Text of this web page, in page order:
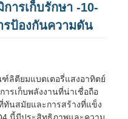
ารเก็บรักษา -10-
รป้องกันความดัน
ลิตียมแบตเตอรี่แสงอาทิตย์
รเก็บพลังงานที่น่าเชื่อถือ
นสมัยและการสร้างที่แข็ง